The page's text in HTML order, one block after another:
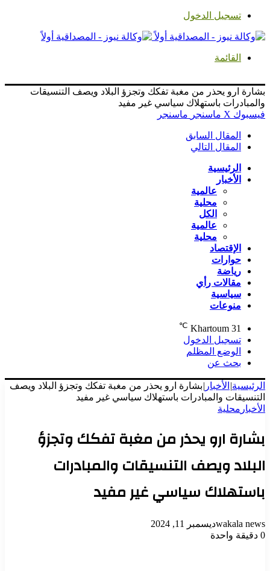
تسجيل الدخول
القائمة
بشارة ارو يحذر من مغبة تفكك وتجزؤ البلاد ويصف التنسيقات
والمبادرات باستهلاك سياسي غير مفيد
فيسبوك ‫X ماسنجر ماسنجر
المقال السابق
المقال التالي
الرئيسية
الأخبار
عالمية
محلية
الكل
عالمية
محلية
الإقتصاد
حوارات
رياضة
مقالات رأي
سياسية
منوعات
Khartoum 31
℃
تسجيل الدخول
الوضع المظلم
بحث عن
الرئيسية| الأخبار |بشارة ارو يحذر من مغبة تفكك وتجزؤ البلاد ويصف
التنسيقات والمبادرات باستهلاك سياسي غير مفيد
الأخبار محلية
بشارة ارو يحذر من مغبة تفكك وتجزؤ
البلاد ويصف التنسيقات والمبادرات
باستهلاك سياسي غير مفيد
wakala newsديسمبر 11, 2024
0 دقيقة واحدة